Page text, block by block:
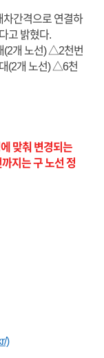
차간격으로 연결하
고 밝혔다.
(2개 노선) △2천번
(2개 노선) △6천
맞춰 변경되는
지는 구 노선 정
)